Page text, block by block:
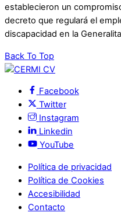
establecieron un
decreto que regulará el
discapacidad en la
Back To Top
Facebook
Twitter
Instagram
Linkedin
YouTube
Política de privacidad
Política de Cookies
Accesibilidad
Contacto